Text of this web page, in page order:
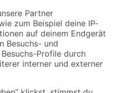
Versandarten